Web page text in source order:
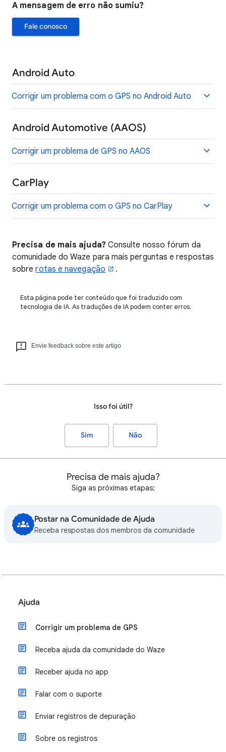
A mensagem de erro não sumiu?
Fale conosco
Android Auto
Corrigir um problema com o GPS no Android Auto
Android Automotive (AAOS)
Corrigir um problema de GPS no AAOS
CarPlay
Corrigir um problema com o GPS no CarPlay
Precisa de mais ajuda? Consulte nosso fórum da
comunidade do Waze para mais perguntas e respostas
sobrerotas e navegação .
Esta página pode ter conteúdo que foi traduzido com
tecnologia de IA. As traduções de IA podem conter erros.
Envie feedback sobre este artigo
Isso foi útil?
Sim Não
Precisa de mais ajuda?
Siga as próximas etapas:
Postar na Comunidade de Ajuda
Receba respostas dos membros da comunidade
Ajuda
Corrigir um problema de GPS
Receba ajuda da comunidade do Waze
Receber ajuda no app
Falar com o suporte
Enviar registros de depuração
Sobre os registros